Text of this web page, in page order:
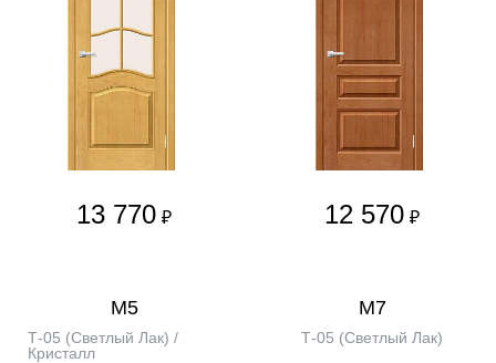
13 770 ₽ 12 570 ₽
М5
Т-05 (Светлый Лак) /
Кристалл
М7
Т-05 (Светлый Лак)